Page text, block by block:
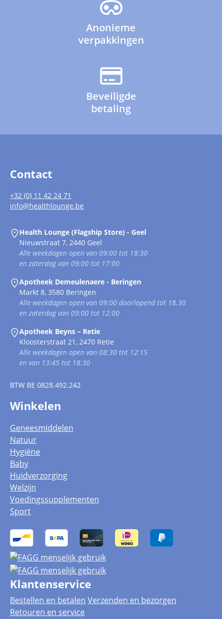
Anonieme
verpakkingen
Beveiligde
betaling
Contact
+32 (0) 11 42 24 71
info@healthlounge.be
Health Lounge (Flagship Store) - Geel
Nieuwstraat 7, 2440 Geel
Alle weekdagen open van 09:00 tot 18:30
en zaterdag van 09:00 tot 17:00
Apotheek Demeulenaere - Beringen
Markt 8, 3580 Beringen
Alle weekdagen open van 09:00 doorlopend tot 18.30
en zaterdag van 09:00 tot 12:00
Apotheek Beyns – Retie
Kloosterstraat 21, 2470 Retie
Alle weekdagen open van 08:30 tot 12:15
en van 13:45 tot 18:30
BTW BE 0828.492.242
Winkelen
Geneesmiddelen
Natuur
Hygiëne
Baby
Huidverzorging
Welzijn
Voedingssupplementen
Sport
Klantenservice
Bestellen en betalen Verzenden en bezorgen
Retouren en service